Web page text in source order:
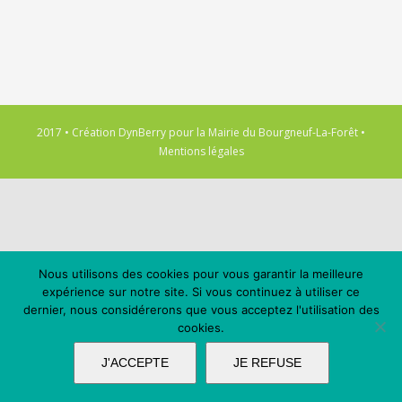
2017 • Création DynBerry pour la Mairie du Bourgneuf-La-Forêt •
Mentions légales
Nous utilisons des cookies pour vous garantir la meilleure
expérience sur notre site. Si vous continuez à utiliser ce
dernier, nous considérerons que vous acceptez l'utilisation des
cookies.
J'ACCEPTE JE REFUSE